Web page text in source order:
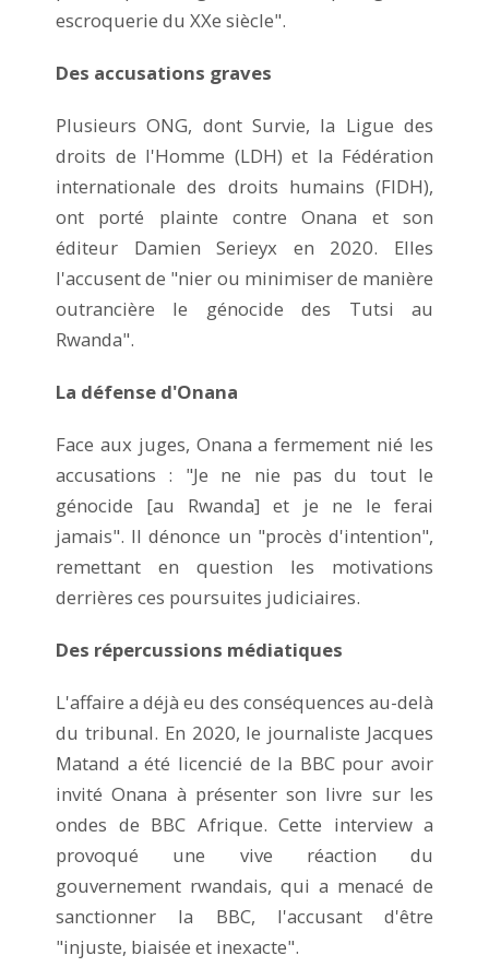
escroquerie du XXe siècle".
Des accusations graves
Plusieurs ONG, dont Survie, la Ligue des
droits de l'Homme (LDH) et la Fédération
internationale des droits humains (FIDH),
ont porté plainte contre Onana et son
éditeur Damien Serieyx en 2020. Elles
l'accusent de "nier ou minimiser de manière
outrancière le génocide des Tutsi au
Rwanda".
La défense d'Onana
Face aux juges, Onana a fermement nié les
accusations : "Je ne nie pas du tout le
génocide [au Rwanda] et je ne le ferai
jamais". Il dénonce un "procès d'intention",
remettant en question les motivations
derrières ces poursuites judiciaires.
Des répercussions médiatiques
L'affaire a déjà eu des conséquences au-delà
du tribunal. En 2020, le journaliste Jacques
Matand a été licencié de la BBC pour avoir
invité Onana à présenter son livre sur les
ondes de BBC Afrique. Cette interview a
provoqué une vive réaction du
gouvernement rwandais, qui a menacé de
sanctionner la BBC, l'accusant d'être
"injuste, biaisée et inexacte".